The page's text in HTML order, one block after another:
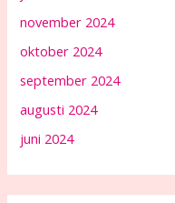
november 2024
oktober 2024
september 2024
augusti 2024
juni 2024